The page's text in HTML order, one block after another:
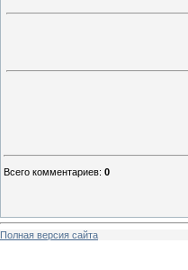
Всего комментариев: 0
Полная версия сайта